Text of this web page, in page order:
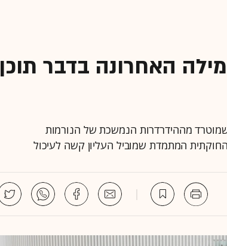
האחרונה בדבר תוכן
מההידרדרות הנמשכת של הנורמות
המתמדת שמוביל העליון קשה לעיכול